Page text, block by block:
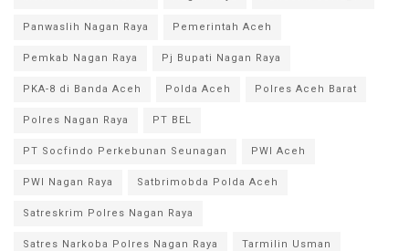
Panwaslih Nagan Raya Pemerintah Aceh
Pemkab Nagan Raya Pj Bupati Nagan Raya
PKA-8 di Banda Aceh Polda Aceh Polres Aceh Barat
Polres Nagan Raya PT BEL
PT Socfindo Perkebunan Seunagan PWI Aceh
PWI Nagan Raya Satbrimobda Polda Aceh
Satreskrim Polres Nagan Raya
Satres Narkoba Polres Nagan Raya Tarmilin Usman